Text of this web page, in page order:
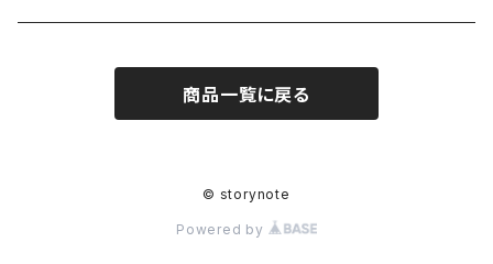
商品一覧に戻る
© storynote
Powered by